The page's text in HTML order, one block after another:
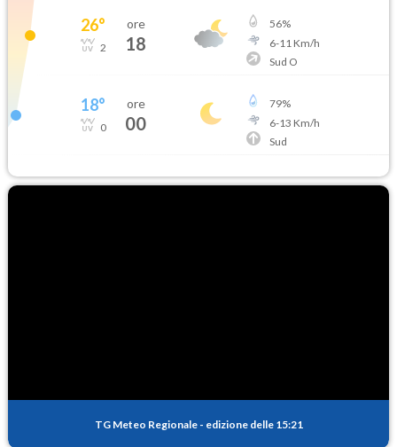
26°
2
ore
18
56%
6-11 Km/h
Sud O
18°
0
ore
00
79%
6-13 Km/h
Sud
TG Meteo Regionale - edizione delle 15:21